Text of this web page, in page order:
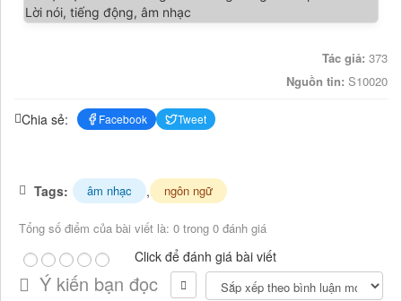
Tác giả: 373
Nguồn tin: S10020
Chia sẻ: Facebook Tweet
Tags: âm nhạc , ngôn ngữ
Tổng số điểm của bài viết là: 0 trong 0 đánh giá
Click để đánh giá bài viết
Ý kiến bạn đọc